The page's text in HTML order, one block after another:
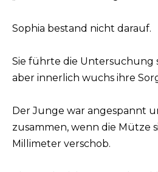
Sophia bestand nicht darauf.
Sie führte die Untersuchung
aber innerlich wuchs ihre
Der Junge war angespannt
zusammen, wenn die Mütze
Millimeter verschob.